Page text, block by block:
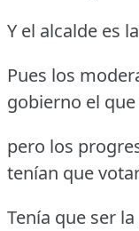
Y el alcalde es
Pues los
gobierno el
pero los
tenían que
Tenía que ser